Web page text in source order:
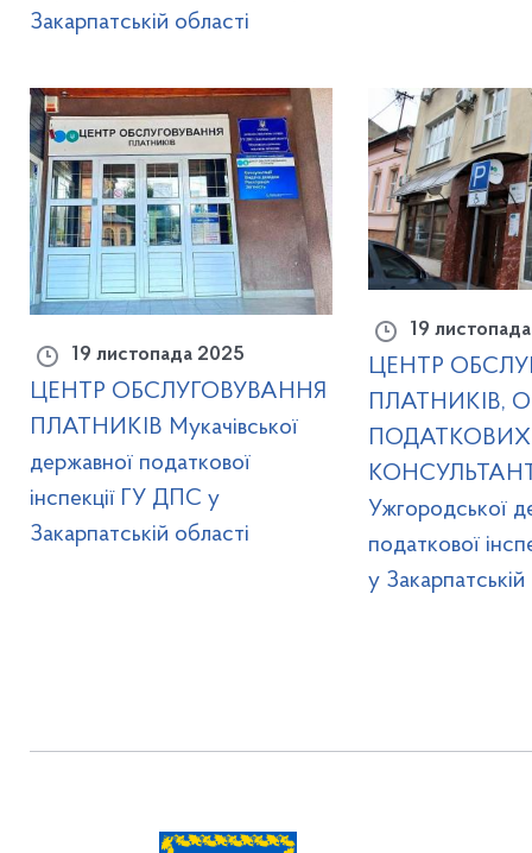
Закарпатській області
19 листопада 2025
ЦЕНТР ОБСЛУГОВУВАННЯ
ПЛАТНИКІВ Мукачівської
державної податкової
інспекції ГУ ДПС у
Закарпатській області
19
ЦЕНТР
ПЛАТНИКІВ,
ПОДАТКОВИХ
Ужгородської
податкової
у Закарпатській